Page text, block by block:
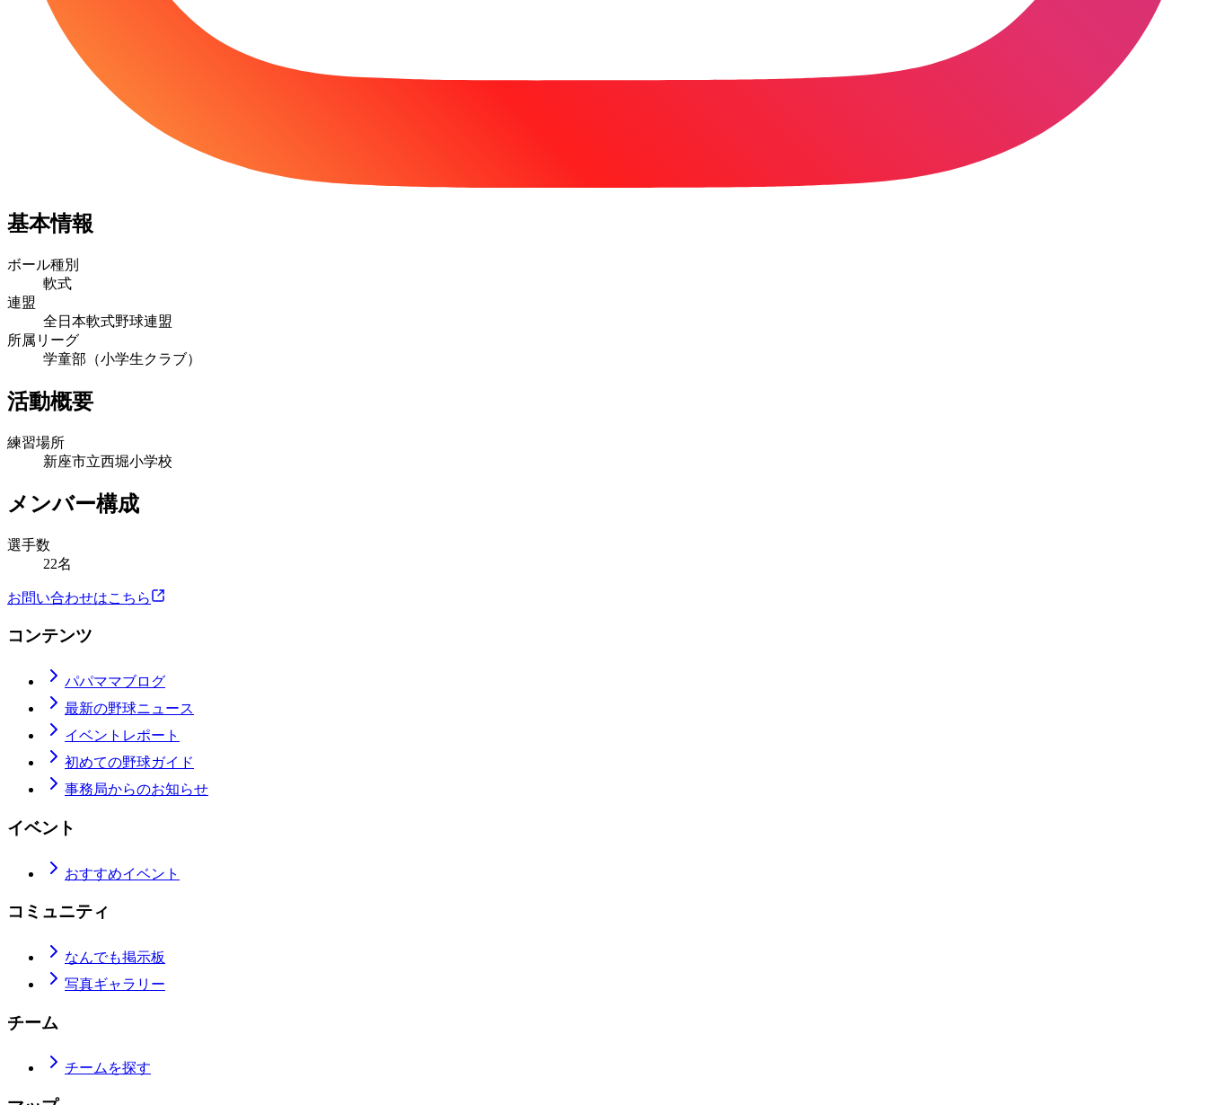
基本情報
ボール種別
軟式
連盟
全日本軟式野球連盟
所属リーグ
学童部（小学生クラブ）
活動概要
練習場所
新座市立西堀小学校
メンバー構成
選手数
22名
お問い合わせはこちら
コンテンツ
パパママブログ
最新の野球ニュース
イベントレポート
初めての野球ガイド
事務局からのお知らせ
イベント
おすすめイベント
コミュニティ
なんでも掲示板
写真ギャラリー
チーム
チームを探す